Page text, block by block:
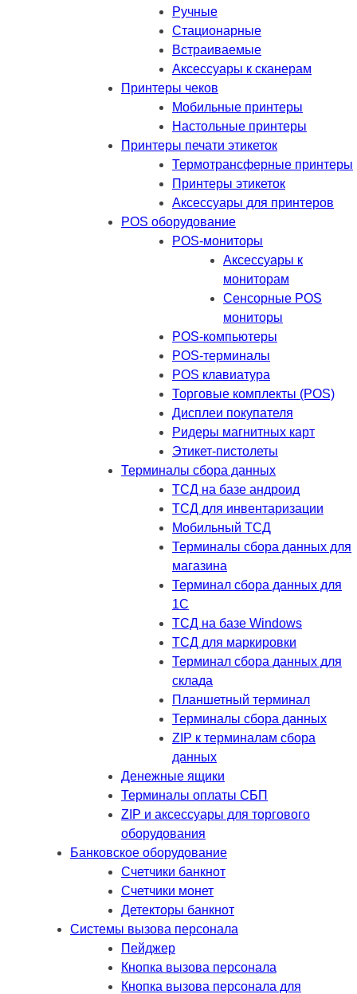
Ручные
Стационарные
Встраиваемые
Аксессуары к сканерам
Принтеры чеков
Мобильные принтеры
Настольные принтеры
Принтеры печати этикеток
Термотрансферные принтеры
Принтеры этикеток
Аксессуары для принтеров
POS оборудование
POS-мониторы
Аксессуары к
мониторам
Сенсорные POS
мониторы
POS-компьютеры
POS-терминалы
POS клавиатура
Торговые комплекты (POS)
Дисплеи покупателя
Ридеры магнитных карт
Этикет-пистолеты
Терминалы сбора данных
ТСД на базе андроид
ТСД для инвентаризации
Мобильный ТСД
Терминалы сбора данных для
магазина
Терминал сбора данных для
1C
ТСД на базе Windows
ТСД для маркировки
Терминал сбора данных для
склада
Планшетный терминал
Терминалы сбора данных
ZIP к терминалам сбора
данных
Денежные ящики
Терминалы оплаты СБП
ZIP и аксессуары для торгового
оборудования
Банковское оборудование
Счетчики банкнот
Счетчики монет
Детекторы банкнот
Системы вызова персонала
Пейджер
Кнопка вызова персонала
Кнопка вызова персонала для